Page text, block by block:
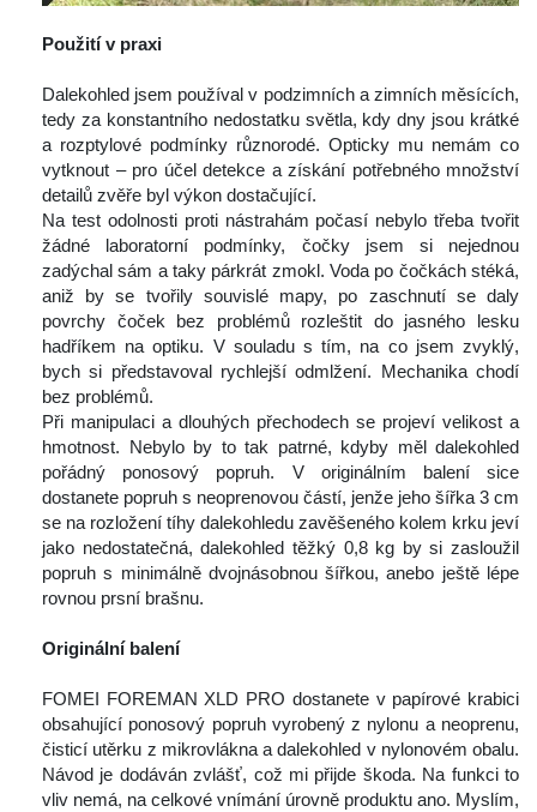
Použití v praxi
Dalekohled jsem používal v podzimních a zimních měsících,
tedy za konstantního nedostatku světla, kdy dny jsou krátké
a rozptylové podmínky různorodé. Opticky mu nemám co
vytknout – pro účel detekce a získání potřebného množství
detailů zvěře byl výkon dostačující.
Na test odolnosti proti nástrahám počasí nebylo třeba tvořit
žádné laboratorní podmínky, čočky jsem si nejednou
zadýchal sám a taky párkrát zmokl. Voda po čočkách stéká,
aniž by se tvořily souvislé mapy, po zaschnutí se daly
povrchy čoček bez problémů rozleštit do jasného lesku
hadříkem na optiku. V souladu s tím, na co jsem zvyklý,
bych si představoval rychlejší odmlžení. Mechanika chodí
bez problémů.
Při manipulaci a dlouhých přechodech se projeví velikost a
hmotnost. Nebylo by to tak patrné, kdyby měl dalekohled
pořádný ponosový popruh. V originálním balení sice
dostanete popruh s neoprenovou částí, jenže jeho šířka 3 cm
e na rozložení tíhy dalekohledu zavěšeného kolem krku jeví
jako nedostatečná, dalekohled těžký 0,8 kg by si zasloužil
popruh s minimálně dvojnásobnou šířkou, anebo ještě lépe
rovnou prsní brašnu.
Originální balení
FOMEI FOREMAN XLD PRO dostanete v papírové krabici
obsahující ponosový popruh vyrobený z nylonu a neoprenu,
čisticí utěrku z mikrovlákna a dalekohled v nylonovém obalu.
Návod je dodáván zvlášť, což mi přijde škoda. Na funkci to
vliv nemá, na celkové vnímání úrovně produktu ano. Myslím,